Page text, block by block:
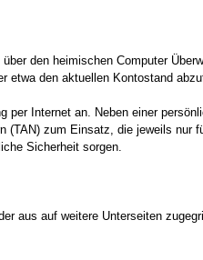
den heimischen Computer
etwa den aktuellen Kontostand
per Internet an. Neben einer
(TAN) zum Einsatz, die jeweils nur
Sicherheit sorgen.
aus auf weitere Unterseiten